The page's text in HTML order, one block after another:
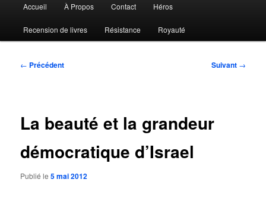
principal
Accueil À Propos Contact Héros
Recension de livres Résistance Royauté
Navigation
← Précédent Suivant →
La beauté et la grandeur
démocratique d’Israel
Publié le5 mai 2012